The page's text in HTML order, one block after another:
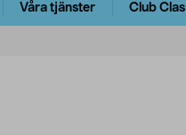
Våra tjänster Club Clas